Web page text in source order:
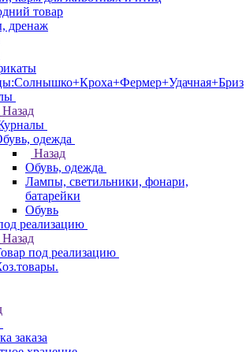
товар
дренаж
Назад
одежда
Назад
Обувь, одежда
Лампы, светильники, фонари,
батарейки
Обувь
реализацию
Назад
под реализацию
заказа